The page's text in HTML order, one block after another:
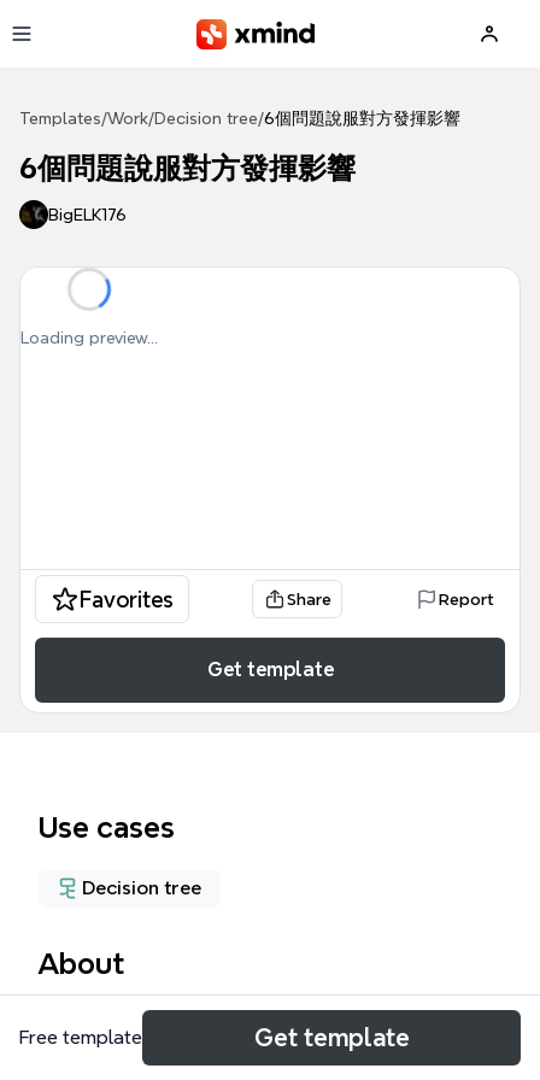
Templates/Work/Decision tree/6個問題說服對方發揮影響
6個問題說服對方發揮影響
BigELK176
Loading preview...
Favorites Share Report
Get template
Use cases
Decision tree
About
這份《6個問題說服對方發揮影響》心智圖範本基於耶
魯心理學家 Michael V. Pantalon 的「立即影響法」
Free template Get template